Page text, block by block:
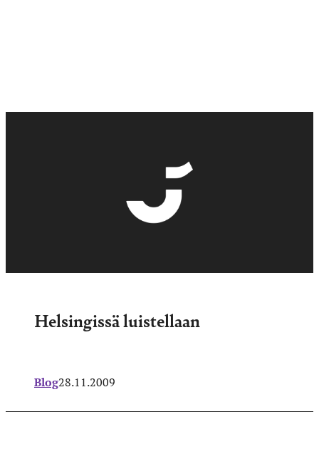
Helsingissä luistellaan
Blog28.11.2009